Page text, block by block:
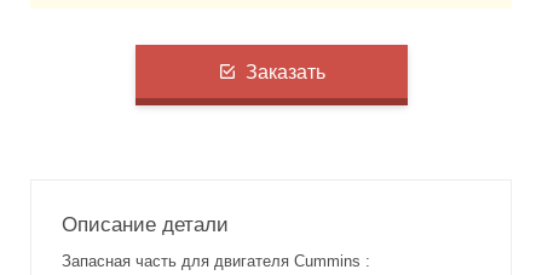
Заказать
Описание детали
Запасная часть для двигателя Cummins :